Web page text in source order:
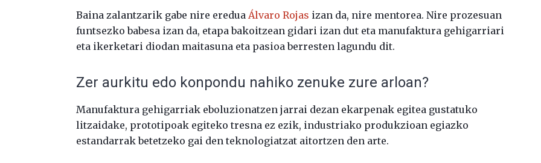
Baina zalantzarik gabe nire ereduaÁlvaro Rojas izan da, nire mentorea. Nire prozesuan
funtsezko babesa izan da, etapa bakoitzean gidari izan dut eta manufaktura gehigarriari
eta ikerketari diodan maitasuna eta pasioa berresten lagundu dit.
Zer aurkitu edo konpondu nahiko zenuke zure arloan?
Manufaktura gehigarriak eboluzionatzen jarrai dezan ekarpenak egitea gustatuko
litzaidake, prototipoak egiteko tresna ez ezik, industriako produkzioan egiazko
estandarrak betetzeko gai den teknologiatzat aitortzen den arte.